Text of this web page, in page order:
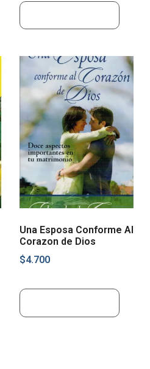
Una Esposa Conforme Al
Corazon de Dios
$4.700